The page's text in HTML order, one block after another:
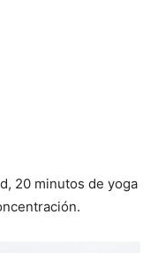
20 minutos de yoga